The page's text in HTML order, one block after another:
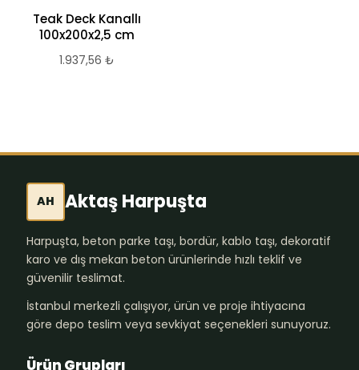
Teak Deck Kanallı
100x200x2,5 cm
1.937,56 ₺
AH Aktaş Harpuşta
Harpuşta, beton parke taşı, bordür, kablo taşı, dekoratif
karo ve dış mekan beton ürünlerinde hızlı teklif ve
güvenilir teslimat.
İstanbul merkezli çalışıyor, ürün ve proje ihtiyacına
göre depo teslim veya sevkiyat seçenekleri sunuyoruz.
Ürün Grupları